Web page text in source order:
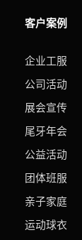
客户案例
企业工服
公司活动
展会宣传
尾牙年会
公益活动
团体班服
亲子家庭
运动球衣